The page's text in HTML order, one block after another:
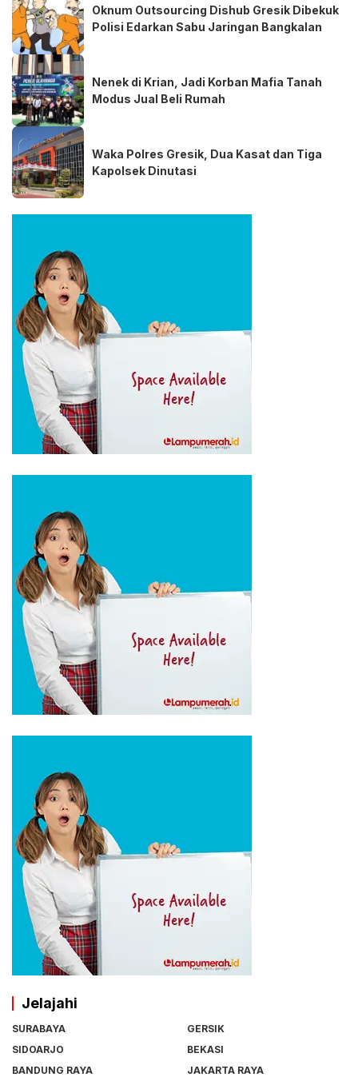
Oknum Outsourcing Dishub Gresik Dibekuk
Polisi Edarkan Sabu Jaringan Bangkalan
Nenek di Krian, Jadi Korban Mafia Tanah
Modus Jual Beli Rumah
Waka Polres Gresik, Dua Kasat dan Tiga
Kapolsek Dinutasi
Jelajahi
SURABAYA
GERSIK
SIDOARJO
BEKASI
BANDUNG RAYA
JAKARTA RAYA